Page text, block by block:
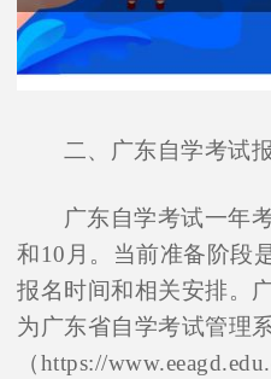
二、广东自学考试
广东自学考试一年
和10月。当前准备阶段
报名时间和相关安排。
为广东省自学考试管理
（https://